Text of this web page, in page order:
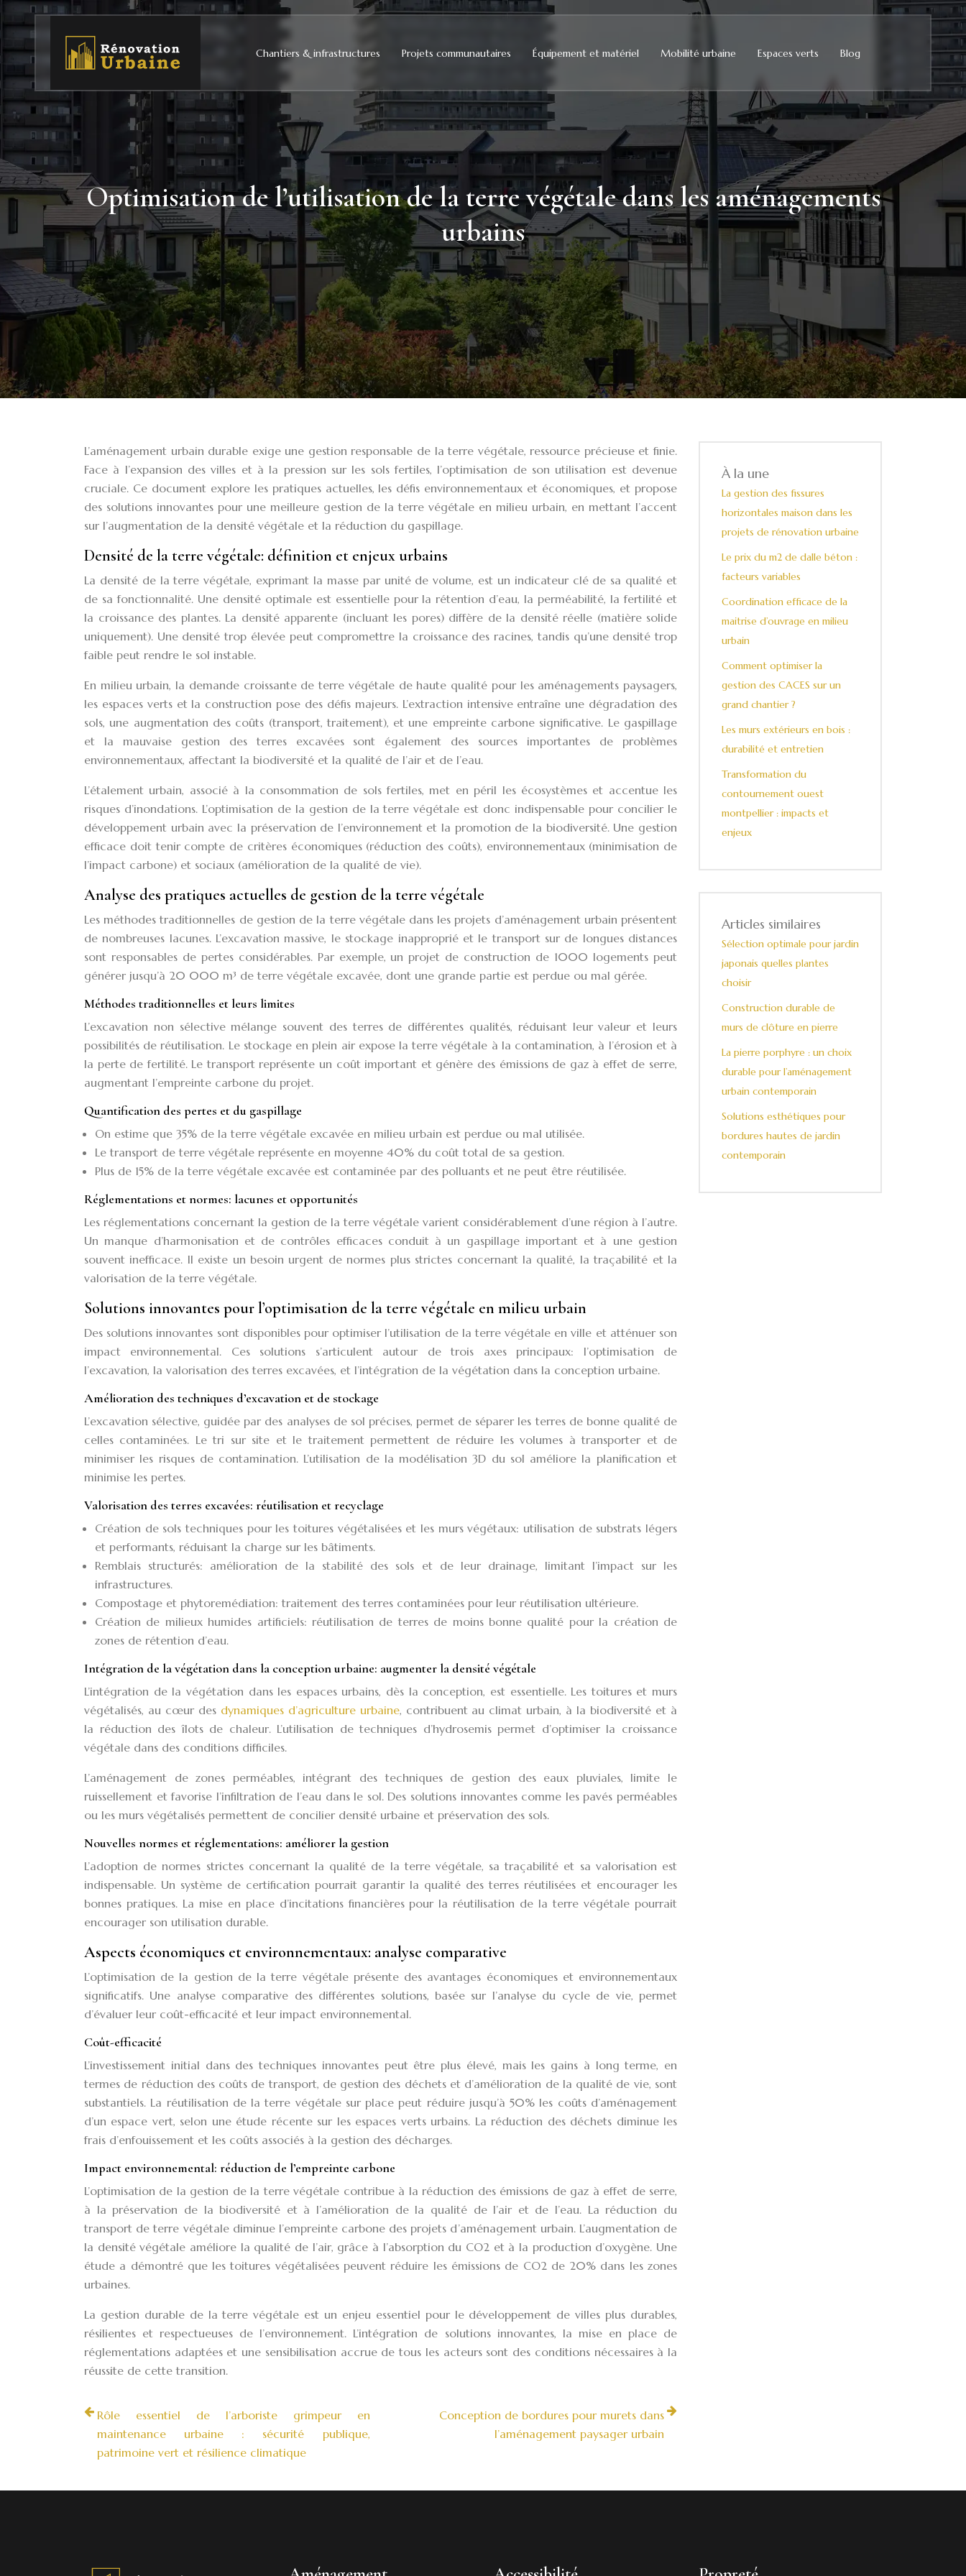
Chantiers & infrastructures Projets communautaires Équipement et matériel Mobilité urbaine Espaces verts Blog
Optimisation de l’utilisation de la terre végétale dans les aménagements
urbains
L’aménagement urbain durable exige une gestion responsable de la terre végétale, ressource précieuse et finie.
Face à l’expansion des villes et à la pression sur les sols fertiles, l’optimisation de son utilisation est devenue
cruciale. Ce document explore les pratiques actuelles, les défis environnementaux et économiques, et propose
des solutions innovantes pour une meilleure gestion de la terre végétale en milieu urbain, en mettant l’accent
sur l’augmentation de la densité végétale et la réduction du gaspillage.
Densité de la terre végétale: définition et enjeux urbains
La densité de la terre végétale, exprimant la masse par unité de volume, est un indicateur clé de sa qualité et
de sa fonctionnalité. Une densité optimale est essentielle pour la rétention d’eau, la perméabilité, la fertilité et
la croissance des plantes. La densité apparente (incluant les pores) diffère de la densité réelle (matière solide
uniquement). Une densité trop élevée peut compromettre la croissance des racines, tandis qu’une densité trop
faible peut rendre le sol instable.
En milieu urbain, la demande croissante de terre végétale de haute qualité pour les aménagements paysagers,
les espaces verts et la construction pose des défis majeurs. L’extraction intensive entraîne une dégradation des
sols, une augmentation des coûts (transport, traitement), et une empreinte carbone significative. Le gaspillage
et la mauvaise gestion des terres excavées sont également des sources importantes de problèmes
environnementaux, affectant la biodiversité et la qualité de l’air et de l’eau.
L’étalement urbain, associé à la consommation de sols fertiles, met en péril les écosystèmes et accentue les
risques d’inondations. L’optimisation de la gestion de la terre végétale est donc indispensable pour concilier le
développement urbain avec la préservation de l’environnement et la promotion de la biodiversité. Une gestion
efficace doit tenir compte de critères économiques (réduction des coûts), environnementaux (minimisation de
l’impact carbone) et sociaux (amélioration de la qualité de vie).
Analyse des pratiques actuelles de gestion de la terre végétale
Les méthodes traditionnelles de gestion de la terre végétale dans les projets d’aménagement urbain présentent
de nombreuses lacunes. L’excavation massive, le stockage inapproprié et le transport sur de longues distances
sont responsables de pertes considérables. Par exemple, un projet de construction de 1000 logements peut
générer jusqu’à 20 000 m³ de terre végétale excavée, dont une grande partie est perdue ou mal gérée.
Méthodes traditionnelles et leurs limites
L’excavation non sélective mélange souvent des terres de différentes qualités, réduisant leur valeur et leurs
possibilités de réutilisation. Le stockage en plein air expose la terre végétale à la contamination, à l’érosion et à
la perte de fertilité. Le transport représente un coût important et génère des émissions de gaz à effet de serre,
augmentant l’empreinte carbone du projet.
Quantification des pertes et du gaspillage
On estime que 35% de la terre végétale excavée en milieu urbain est perdue ou mal utilisée.
Le transport de terre végétale représente en moyenne 40% du coût total de sa gestion.
Plus de 15% de la terre végétale excavée est contaminée par des polluants et ne peut être réutilisée.
Réglementations et normes: lacunes et opportunités
Les réglementations concernant la gestion de la terre végétale varient considérablement d’une région à l’autre.
Un manque d’harmonisation et de contrôles efficaces conduit à un gaspillage important et à une gestion
souvent inefficace. Il existe un besoin urgent de normes plus strictes concernant la qualité, la traçabilité et la
valorisation de la terre végétale.
Solutions innovantes pour l’optimisation de la terre végétale en milieu urbain
Des solutions innovantes sont disponibles pour optimiser l’utilisation de la terre végétale en ville et atténuer son
impact environnemental. Ces solutions s’articulent autour de trois axes principaux: l’optimisation de
l’excavation, la valorisation des terres excavées, et l’intégration de la végétation dans la conception urbaine.
Amélioration des techniques d’excavation et de stockage
L’excavation sélective, guidée par des analyses de sol précises, permet de séparer les terres de bonne qualité de
celles contaminées. Le tri sur site et le traitement permettent de réduire les volumes à transporter et de
minimiser les risques de contamination. L’utilisation de la modélisation 3D du sol améliore la planification et
minimise les pertes.
Valorisation des terres excavées: réutilisation et recyclage
Création de sols techniques pour les toitures végétalisées et les murs végétaux: utilisation de substrats légers
et performants, réduisant la charge sur les bâtiments.
Remblais structurés: amélioration de la stabilité des sols et de leur drainage, limitant l’impact sur les
infrastructures.
Compostage et phytoremédiation: traitement des terres contaminées pour leur réutilisation ultérieure.
Création de milieux humides artificiels: réutilisation de terres de moins bonne qualité pour la création de
zones de rétention d’eau.
Intégration de la végétation dans la conception urbaine: augmenter la densité végétale
L’intégration de la végétation dans les espaces urbains, dès la conception, est essentielle. Les toitures et murs
végétalisés, au cœur des dynamiques d’agriculture urbaine, contribuent au climat urbain, à la biodiversité et à
la réduction des îlots de chaleur. L’utilisation de techniques d’hydrosemis permet d’optimiser la croissance
végétale dans des conditions difficiles.
L’aménagement de zones perméables, intégrant des techniques de gestion des eaux pluviales, limite le
ruissellement et favorise l’infiltration de l’eau dans le sol. Des solutions innovantes comme les pavés perméables
ou les murs végétalisés permettent de concilier densité urbaine et préservation des sols.
Nouvelles normes et réglementations: améliorer la gestion
L’adoption de normes strictes concernant la qualité de la terre végétale, sa traçabilité et sa valorisation est
indispensable. Un système de certification pourrait garantir la qualité des terres réutilisées et encourager les
bonnes pratiques. La mise en place d’incitations financières pour la réutilisation de la terre végétale pourrait
encourager son utilisation durable.
Aspects économiques et environnementaux: analyse comparative
L’optimisation de la gestion de la terre végétale présente des avantages économiques et environnementaux
significatifs. Une analyse comparative des différentes solutions, basée sur l’analyse du cycle de vie, permet
d’évaluer leur coût-efficacité et leur impact environnemental.
Coût-efficacité
L’investissement initial dans des techniques innovantes peut être plus élevé, mais les gains à long terme, en
termes de réduction des coûts de transport, de gestion des déchets et d’amélioration de la qualité de vie, sont
substantiels. La réutilisation de la terre végétale sur place peut réduire jusqu’à 50% les coûts d’aménagement
d’un espace vert, selon une étude récente sur les espaces verts urbains. La réduction des déchets diminue les
frais d’enfouissement et les coûts associés à la gestion des décharges.
Impact environnemental: réduction de l’empreinte carbone
L’optimisation de la gestion de la terre végétale contribue à la réduction des émissions de gaz à effet de serre,
à la préservation de la biodiversité et à l’amélioration de la qualité de l’air et de l’eau. La réduction du
transport de terre végétale diminue l’empreinte carbone des projets d’aménagement urbain. L’augmentation de
la densité végétale améliore la qualité de l’air, grâce à l’absorption du CO2 et à la production d’oxygène. Une
étude a démontré que les toitures végétalisées peuvent réduire les émissions de CO2 de 20% dans les zones
urbaines.
La gestion durable de la terre végétale est un enjeu essentiel pour le développement de villes plus durables,
résilientes et respectueuses de l’environnement. L’intégration de solutions innovantes, la mise en place de
réglementations adaptées et une sensibilisation accrue de tous les acteurs sont des conditions nécessaires à la
réussite de cette transition.
Rôle essentiel de l’arboriste grimpeur en
maintenance urbaine : sécurité publique,
patrimoine vert et résilience climatique
Conception de bordures pour murets dans
l’aménagement paysager urbain
À la une
La gestion des fissures
horizontales maison dans les
projets de rénovation urbaine
Le prix du m2 de dalle béton :
facteurs variables
Coordination efficace de la
maitrise d’ouvrage en milieu
urbain
Comment optimiser la
gestion des CACES sur un
grand chantier ?
Les murs extérieurs en bois :
durabilité et entretien
Transformation du
contournement ouest
montpellier : impacts et
enjeux
Articles similaires
Sélection optimale pour jardin
japonais quelles plantes
choisir
Construction durable de
murs de clôture en pierre
La pierre porphyre : un choix
durable pour l’aménagement
urbain contemporain
Solutions esthétiques pour
bordures hautes de jardin
contemporain